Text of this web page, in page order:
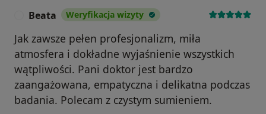
Beata Weryfikacja wizyty
Jak zawsze pełen profesjonalizm, miła
atmosfera i dokładne wyjaśnienie wszystkich
wątpliwości. Pani doktor jest bardzo
zaangażowana, empatyczna i delikatna podczas
badania. Polecam z czystym sumieniem.